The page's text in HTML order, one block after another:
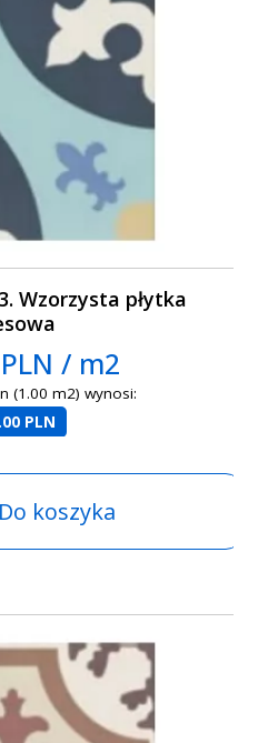
Wzorzysta płytka
/ m2
(1.00 m2) wynosi:
PLN
Do koszyka